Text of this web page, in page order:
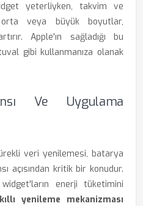
yeterliyken, takvim ve
veya büyük boyutlar,
Apple'ın sağladığı bu
gibi kullanmanıza olanak
Ve Uygulama
veri yenilemesi, batarya
açısından kritik bir konudur.
enerji tüketimini
yenileme mekanizması